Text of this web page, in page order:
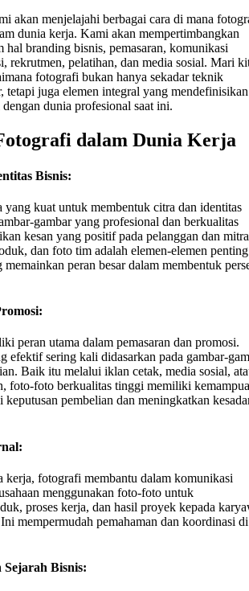
akan menjelajahi berbagai cara di mana
dunia kerja. Kami akan mempertimbangkan
hal branding bisnis, pemasaran, komunikasi
rekrutmen, pelatihan, dan media sosial. Mari
fotografi bukan hanya sekadar teknik
tetapi juga elemen integral yang mendefinisikan
dunia profesional saat ini.
dalam Dunia Kerja
Bisnis:
yang kuat untuk membentuk citra dan identitas
gambar yang profesional dan berkualitas
kesan yang positif pada pelanggan dan mitra
dan foto tim adalah elemen-elemen penting
peran besar dalam membentuk
peran utama dalam pemasaran dan promosi.
efektif sering kali didasarkan pada gambar-
Baik itu melalui iklan cetak, media sosial,
foto-foto berkualitas tinggi memiliki
keputusan pembelian dan meningkatkan
kerja, fotografi membantu dalam komunikasi
menggunakan foto-foto untuk
proses kerja, dan hasil proyek kepada
mempermudah pemahaman dan koordinasi di
Sejarah Bisnis: